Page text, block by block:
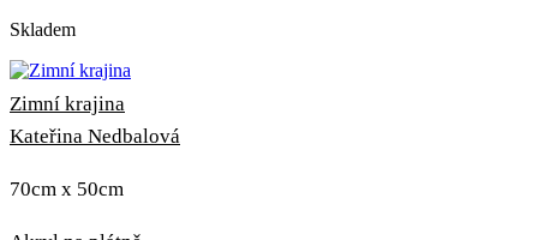
Skladem
Zimní krajina
Kateřina Nedbalová
70cm x 50cm